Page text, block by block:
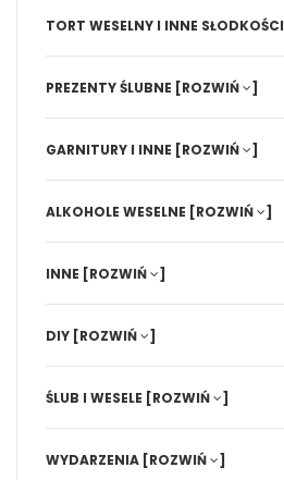
TORT WESELNY I INNE SŁODKOŚCI
PREZENTY ŚLUBNE [ROZWIŃ ]
GARNITURY I INNE [ROZWIŃ ]
ALKOHOLE WESELNE [ROZWIŃ ]
INNE [ROZWIŃ ]
DIY [ROZWIŃ ]
ŚLUB I WESELE [ROZWIŃ ]
WYDARZENIA [ROZWIŃ ]